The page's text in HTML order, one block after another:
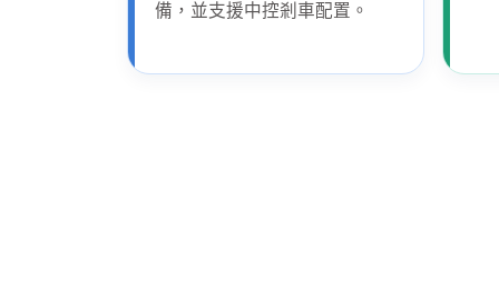
備，並支援中控剎車配置。